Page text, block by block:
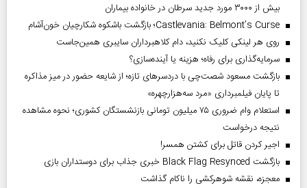
بیش از ۳۰۰۰ مورد جدید سرطان در خانواده بیماران
Castlevania: Belmont’s Curse؛ بازگشت باشکوه شکارچیان خون‌آشام
روی هر لینکی کلیک نکنید، دام کلاهبرداران سایبری همین‌جاست
سرمایه‌گذاری برای رفاه؛ هزینه یا آینده‌سازی؟
بازگشت مسعود شصت‌چی با دردسر‌های تازه؛ از شایعه حضور در میز مذاکره
تا پایان فیلمبرداری «مرد سه‌هزارچهره»
استعلام وام ضروری ۷۵ میلیون تومانی بازنشستگان کشوری؛ نحوه مشاهده
نتیجه درخواست
اجیر کردن قاتل برای کشتن همسر!
بازگشت Black Flag Resynced خبری جذاب برای دوستداران بازی
معجزه، نقشه شوهرکشی را ناکام گذاشت